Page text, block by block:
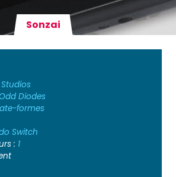
Sonzai
Diodes
formes
Switch
: 1